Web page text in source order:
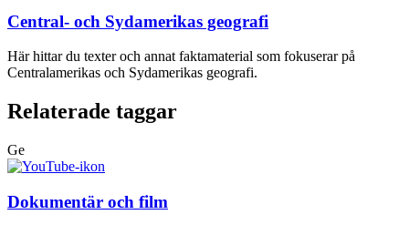
Central- och Sydamerikas geografi
Här hittar du texter och annat faktamaterial som fokuserar på
Centralamerikas och Sydamerikas geografi.
Relaterade taggar
Ge
Dokumentär och film